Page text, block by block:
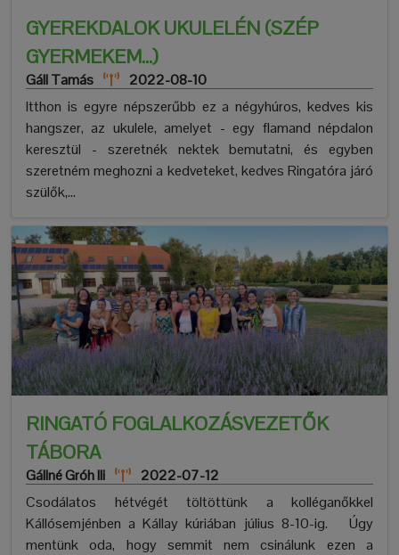
GYEREKDALOK UKULELÉN (SZÉP
GYERMEKEM...)
Gáll Tamás
2022-08-10
Itthon is egyre népszerűbb ez a négyhúros, kedves kis
hangszer, az ukulele, amelyet - egy flamand népdalon
keresztül - szeretnék nektek bemutatni, és egyben
szeretném meghozni a kedveteket, kedves Ringatóra járó
szülők,...
RINGATÓ FOGLALKOZÁSVEZETŐK
TÁBORA
Gállné Gróh Ili
2022-07-12
Csodálatos hétvégét töltöttünk a kolléganőkkel
Kállósemjénben a Kállay kúriában július 8-10-ig. Úgy
mentünk oda, hogy semmit nem csinálunk ezen a